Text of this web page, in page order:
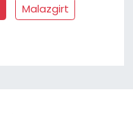
Malazgirt